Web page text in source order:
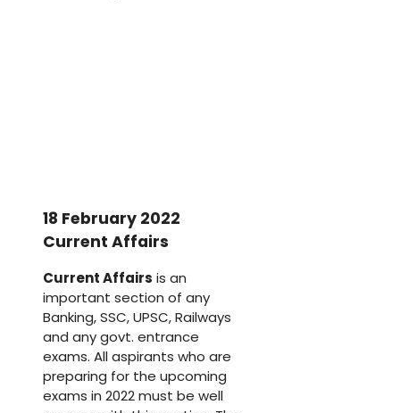
18 February 2022
Current Affairs
Current Affairs is an
important section of any
Banking, SSC, UPSC, Railways
and any govt. entrance
exams. All aspirants who are
preparing for the upcoming
exams in 2022 must be well